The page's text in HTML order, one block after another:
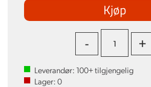
Kjøp
- +
Leverandør:100+tilgjengelig
Lager:0